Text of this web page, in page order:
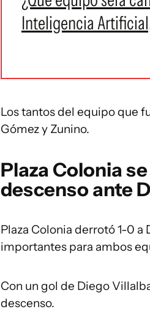
Inteligencia
Los tantos del equipo que
Gómez y Zunino.
Plaza Colonia
descenso ante
Plaza Colonia derrotó 1-0
importantes para ambos
Con un gol de Diego
descenso.